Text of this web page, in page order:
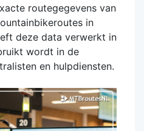
routegegevens van
in
deze data verwerkt in
wordt in de
en hulpdiensten.